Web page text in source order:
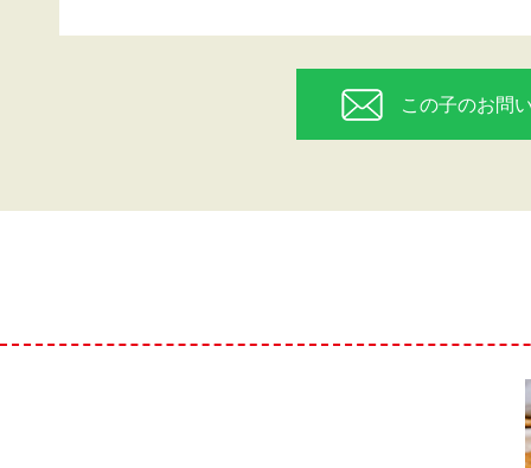
この子のお問